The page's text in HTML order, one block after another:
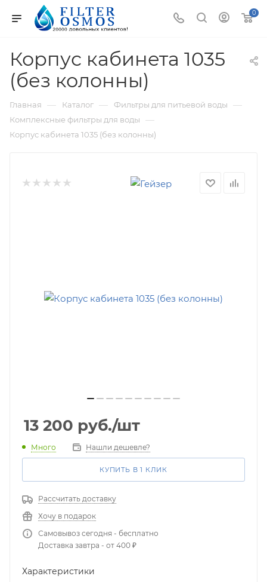
0
Корпус кабинета 1035
(без колонны)
Главная — Каталог — Фильтры для питьевой воды —
Комплексные фильтры для воды —
Корпус кабинета 1035 (без колонны)
13 200 руб./шт
Много Нашли дешевле?
КУПИТЬ В 1 КЛИК
Рассчитать доставку
Хочу в подарок
Самовывоз сегодня - бесплатно
Доставка завтра - от 400 ₽
Характеристики